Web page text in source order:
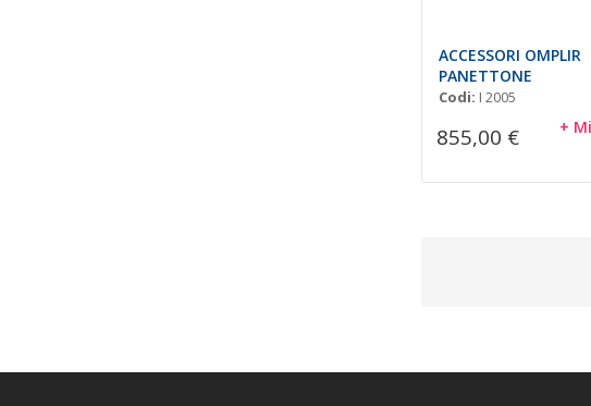
ACCESSORI OMPLIR
PANETTONE
Codi: I 2005
855,00 € +